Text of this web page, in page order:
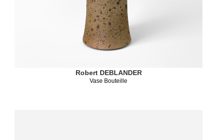
Robert DEBLANDER
Vase Bouteille